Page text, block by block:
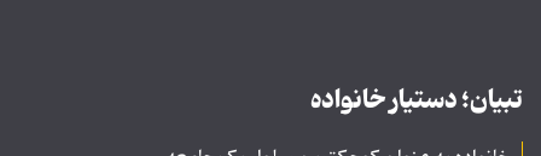
تبیان؛ دستیار خانواده